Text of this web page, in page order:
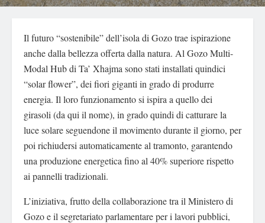
Il futuro “sostenibile” dell’isola di Gozo trae ispirazione
anche dalla bellezza offerta dalla natura. Al Gozo Multi-
Modal Hub di Ta’ Xhajma sono stati installati quindici
“solar flower”, dei fiori giganti in grado di produrre
energia. Il loro funzionamento si ispira a quello dei
girasoli (da qui il nome), in grado quindi di catturare la
luce solare seguendone il movimento durante il giorno, per
poi richiudersi automaticamente al tramonto, garantendo
una produzione energetica fino al 40% superiore rispetto
ai pannelli tradizionali.
L’iniziativa, frutto della collaborazione tra il Ministero di
Gozo e il segretariato parlamentare per i lavori pubblici,